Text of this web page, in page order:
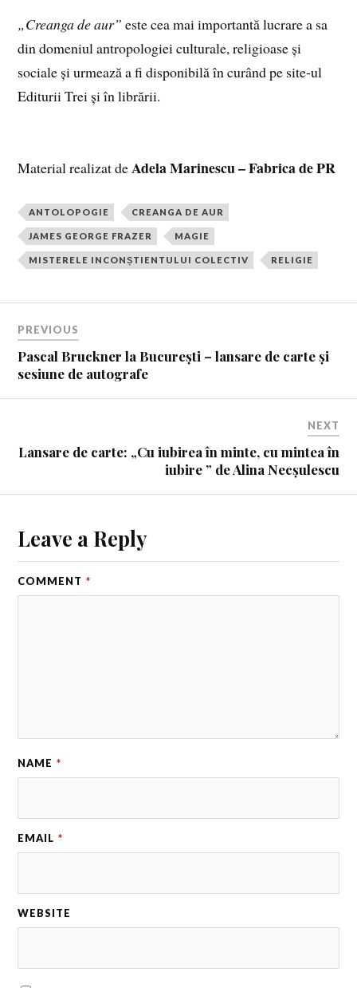
„Creanga de aur”este cea mai importantă lucrare a sa
din domeniul antropologiei culturale, religioase și
sociale și urmează a fi disponibilă în curând pe site-ul
Editurii Trei și în librării.
Material realizat deAdela Marinescu – Fabrica de PR
ANTOLOPOGIE CREANGA DE AUR
JAMES GEORGE FRAZER MAGIE
MISTERELE INCONȘTIENTULUI COLECTIV RELIGIE
PREVIOUS
Pascal Bruckner la București – lansare de carte și
sesiune de autografe
NEXT
Lansare de carte: „Cu iubirea în minte, cu mintea în
iubire ” de Alina Necșulescu
Leave a Reply
COMMENT *
NAME *
EMAIL *
WEBSITE